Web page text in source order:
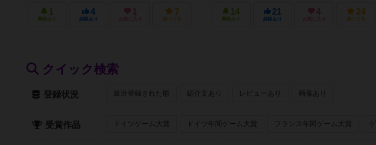
1
興味あり
4
経験あり
1
お気に入り
7
持ってる
14
興味あり
21
経験あり
4
お気に入り
24
持ってる
クイック検索
登録状況 最近登録された順 紹介文あり レビューあり 画像あり
受賞作品 ドイツゲーム大賞 ドイツ年間ゲーム大賞 フランス年間ゲーム大賞